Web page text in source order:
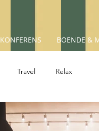
KONFERENS BOENDE &
Travel Relax